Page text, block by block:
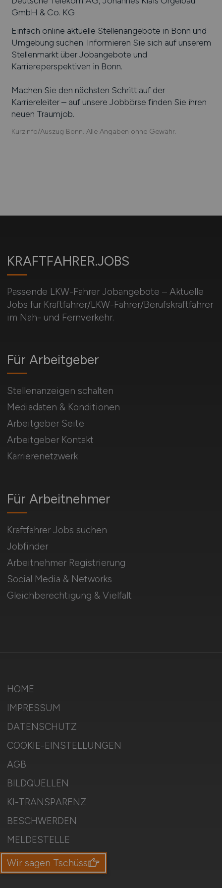
GmbH & Co. KG
Einfach online aktuelle Stellenangebote in Bonn und
Umgebung suchen. Informieren Sie sich auf unserem
Stellenmarkt über Jobangebote und
Karriereperspektiven in Bonn.
Machen Sie den nächsten Schritt auf der
Karriereleiter – auf unsere Jobbörse finden Sie ihren
neuen Traumjob.
Kurzinfo/Auszug Bonn. Alle Angaben ohne Gewähr.
KRAFTFAHRER.JOBS
Passende LKW-Fahrer Jobangebote – Aktuelle
Jobs für Kraftfahrer/LKW-Fahrer/Berufskraftfahrer
im Nah- und Fernverkehr.
Für Arbeitnehmer
Kraftfahrer Jobs suchen
Jobfinder
Arbeitnehmer Registrierung
Social Media & Networks
Gleichberechtigung & Vielfalt
Für Arbeitgeber
Stellenanzeigen schalten
Mediadaten & Konditionen
Arbeitgeber Seite
Arbeitgeber Kontakt
Karrierenetzwerk
HOME
IMPRESSUM
DATENSCHUTZ
COOKIE-EINSTELLUNGEN
AGB
BILDQUELLEN
KI-TRANSPARENZ
BESCHWERDEN
MELDESTELLE
SITEMAP
Wir sagen Tschüss